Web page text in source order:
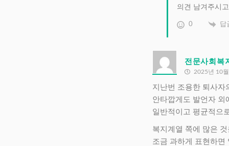
의견 남겨주시
0 답
전문사회복
2025년 10
지난번 조용한 퇴사자
안타깝게도 발언자 외
일반적이고 평균적으
복지계열 쪽에 많은
조금 과하게 표현하면